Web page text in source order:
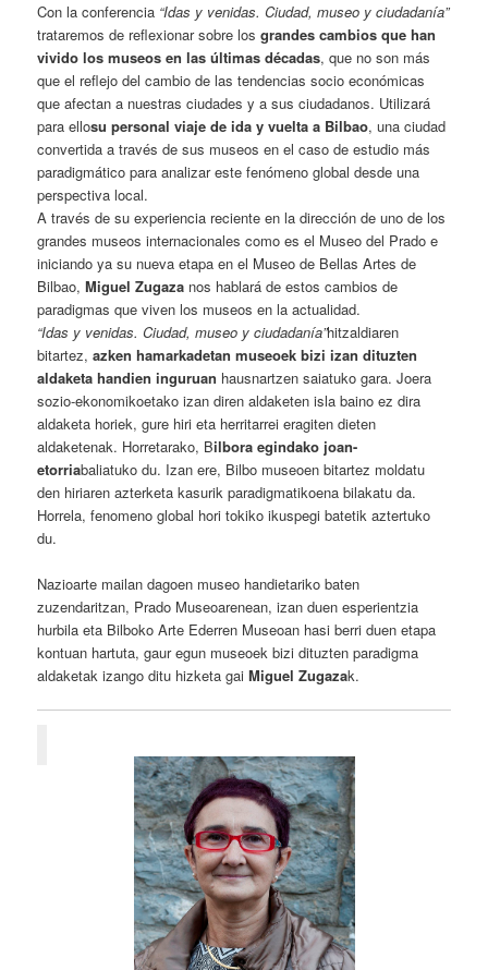
Con la conferencia “Idas y venidas. Ciudad, museo y ciudadanía”
trataremos de reflexionar sobre losgrandes cambios que han
vivido los museos en las últimas décadas, que no son más
que el reflejo del cambio de las tendencias socio económicas
que afectan a nuestras ciudades y a sus ciudadanos. Utilizará
para ellosu personal viaje de ida y vuelta a Bilbao, una ciudad
convertida a través de sus museos en el caso de estudio más
paradigmático para analizar este fenómeno global desde una
perspectiva local.
A través de su experiencia reciente en la dirección de uno de los
grandes museos internacionales como es el Museo del Prado e
iniciando ya su nueva etapa en el Museo de Bellas Artes de
Bilbao,Miguel Zugaza nos hablará de estos cambios de
paradigmas que viven los museos en la actualidad.
“Idas y venidas. Ciudad, museo y ciudadanía”hitzaldiaren
bitartez, azken hamarkadetan museoek bizi izan dituzten
aldaketa handien inguruan hausnartzen saiatuko gara. Joera
sozio-ekonomikoetako izan diren aldaketen isla baino ez dira
aldaketa horiek, gure hiri eta herritarrei eragiten dieten
aldaketenak. Horretarako, Bilbora egindako joan-
etorriabaliatuko du. Izan ere, Bilbo museoen bitartez moldatu
den hiriaren azterketa kasurik paradigmatikoena bilakatu da.
Horrela, fenomeno global hori tokiko ikuspegi batetik aztertuko
du.
Nazioarte mailan dagoen museo handietariko baten
zuzendaritzan, Prado Museoarenean, izan duen esperientzia
hurbila eta Bilboko Arte Ederren Museoan hasi berri duen etapa
kontuan hartuta, gaur egun museoek bizi dituzten paradigma
aldaketak izango ditu hizketa gaiMiguel Zugazak.